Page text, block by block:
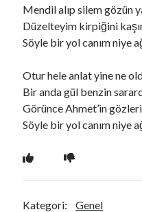
Mendil alıp silem gözün
Düzelteyim kirpiğini
Söyle bir yol canım niye
Otur hele anlat yine ne
Bir anda gül benzin
Görünce Ahmet’in
Söyle bir yol canım niye
Kategori: Genel